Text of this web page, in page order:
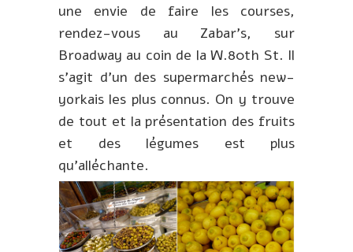
une envie de faire les courses,
rendez-vous au Zabar’s, sur
Broadway au coin de la W.80th St. Il
s’agit d’un des supermarchés new-
yorkais les plus connus. On y trouve
de tout et la présentation des fruits
et des légumes est plus
qu’alléchante.